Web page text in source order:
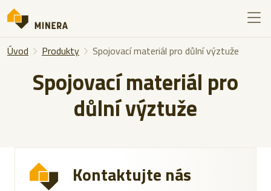
Úvod Produkty Spojovací materiál pro důlní výztuže
Spojovací materiál pro
důlní výztuže
Kontaktujte nás